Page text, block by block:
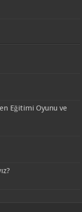
Eğitimi Oyunu ve